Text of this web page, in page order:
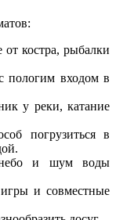
костра, рыбалки
пологим входом в
у реки, катание
погрузиться в
небо и шум воды
и совместные